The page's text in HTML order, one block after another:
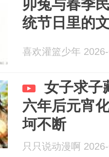
卯兔与春季
统节日里的
喜欢灌篮少年
女子求子
六年后元宵
坷不断
只只说动漫啊